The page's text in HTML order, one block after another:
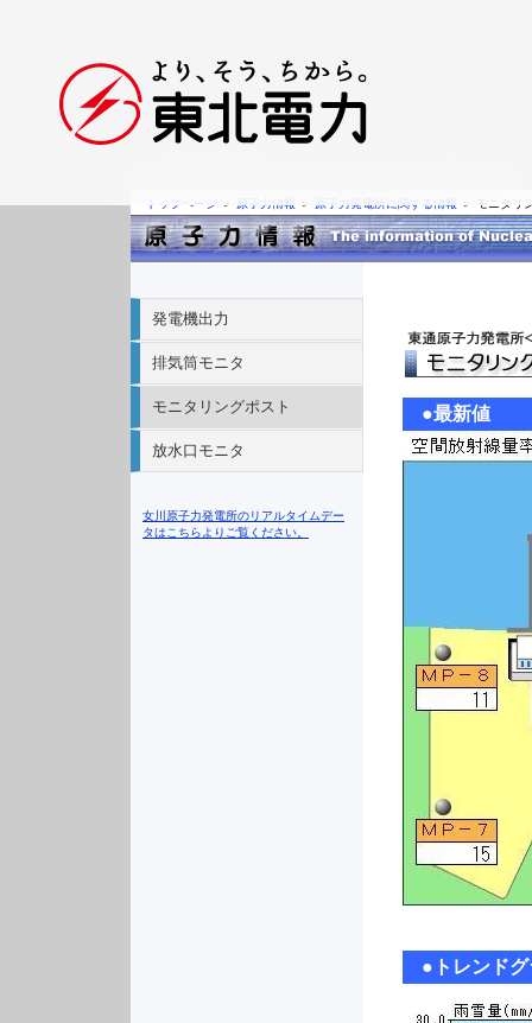
トップページ ＞ 原子力情報 ＞ 原子力発電所に関する情報 ＞ モニタリ
発電機出力
排気筒モニタ
モニタリングポスト
放水口モニタ
女川原子力発電所のリアルタイムデー
タはこちらよりご覧ください。
●最新値
● トレンド